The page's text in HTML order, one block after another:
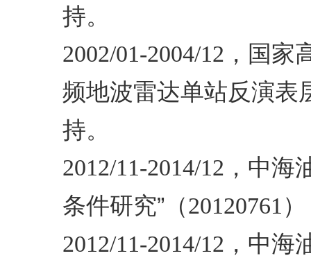
持。
2002/01-2004/12 ，国家
频地波雷达单站反演表
持。
2012/11-2014/12 ，中海
条件研究”（20120761
2012/11-2014/12 ，中海